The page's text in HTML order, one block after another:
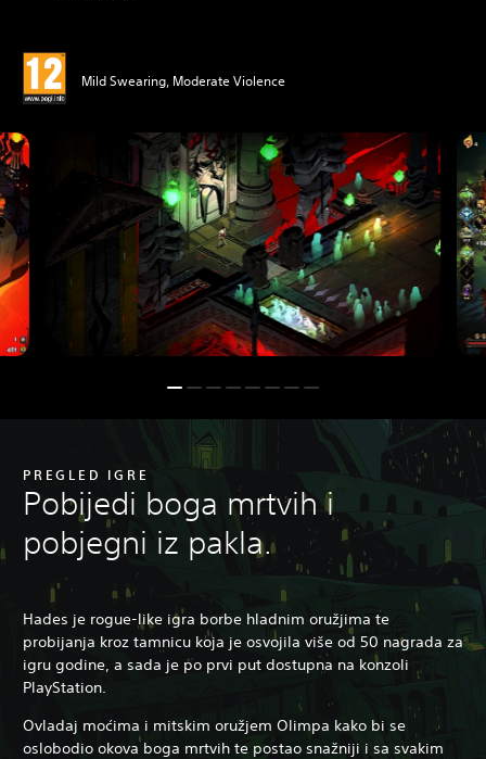
Mild Swearing, Moderate Violence
PREGLED IGRE
Pobijedi boga mrtvih i
pobjegni iz pakla.
Hades je rogue-like igra borbe hladnim oružjima te
probijanja kroz tamnicu koja je osvojila više od 50 nagrada za
igru godine, a sada je po prvi put dostupna na konzoli
PlayStation.
Ovladaj moćima i mitskim oružjem Olimpa kako bi se
oslobodio okova boga mrtvih te postao snažniji i sa svakim